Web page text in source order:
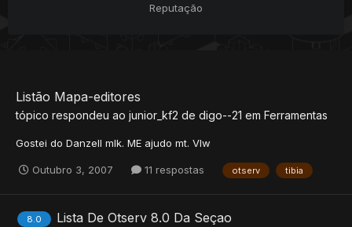
Reputação
Listão Mapa-editores
tópico respondeu ao junior_kf2 de digo--21 em Ferramentas
Gostei do Danzell mlk. ME ajudo mt. Vlw
Outubro 3, 2007 11 respostas otserv tibia
8.0 Lista De Otserv 8.0 Da Seçao